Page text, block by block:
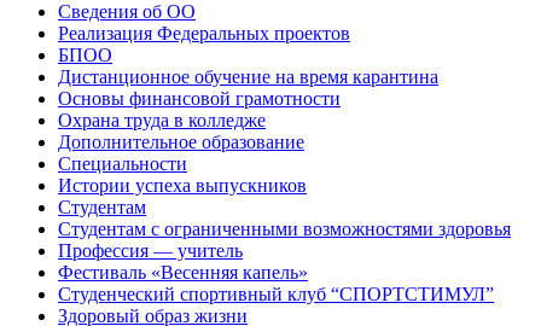
Сведения об ОО
Реализация Федеральных проектов
БПОО
Дистанционное обучение на время карантина
Основы финансовой грамотности
Охрана труда в колледже
Дополнительное образование
Специальности
Истории успеха выпускников
Студентам
Студентам с ограниченными возможностями здоровья
Профессия — учитель
Фестиваль «Весенняя капель»
Студенческий спортивный клуб “СПОРТСТИМУЛ”
Здоровый образ жизни